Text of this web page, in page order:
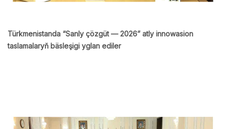
Türkmenistanda “Sanly çözgüt — 2026” atly innowasion
taslamalaryň bäsleşigi yglan ediler